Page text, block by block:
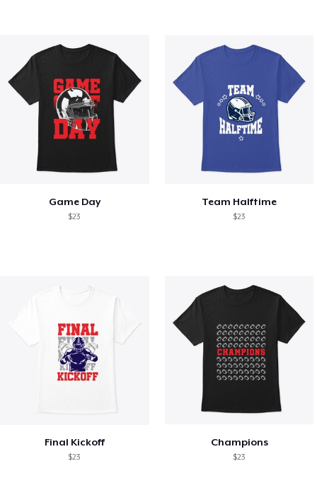
Game Day
$23
Team Halftime
$23
Final Kickoff
$23
Champions
$23